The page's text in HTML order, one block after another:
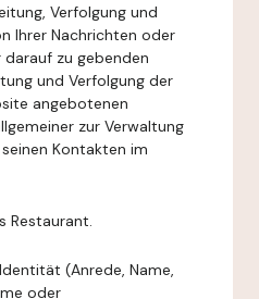
Verfolgung und
Ihrer Nachrichten oder
zu gebenden
und Verfolgung der
angebotenen
zur Verwaltung
Kontakten im
Restaurant.
Identität (Anrede, Name,
oder